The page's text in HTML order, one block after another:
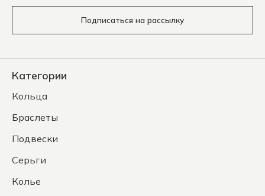
Подписаться на рассылку
Категории
Кольца
Браслеты
Подвески
Серьги
Колье